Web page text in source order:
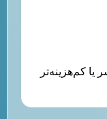
کم‌هزینه‌تر